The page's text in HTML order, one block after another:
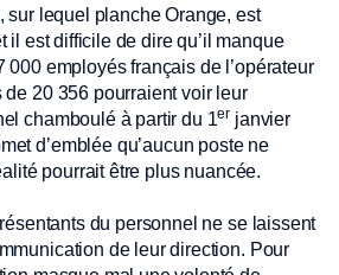
sur lequel planche Orange, est
il est difficile de dire qu’il manque
000 employés français de l’opérateur
de 20 356 pourraient voir leur
chamboulé à partir du 1er janvier
d’emblée qu’aucun poste ne
pourrait être plus nuancée.
du personnel ne se laissent
de leur direction. Pour